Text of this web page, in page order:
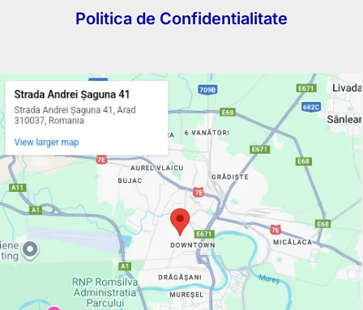
Politica de Confidentialitate